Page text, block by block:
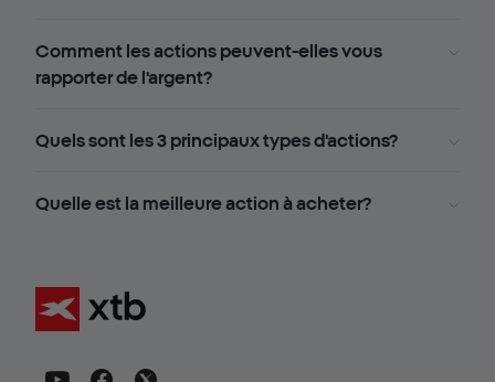
Comment les actions peuvent-elles vous
rapporter de l'argent?
Quels sont les 3 principaux types d'actions?
Quelle est la meilleure action à acheter?